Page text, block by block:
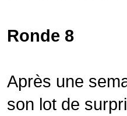
Ronde 8
Après une
son lot de